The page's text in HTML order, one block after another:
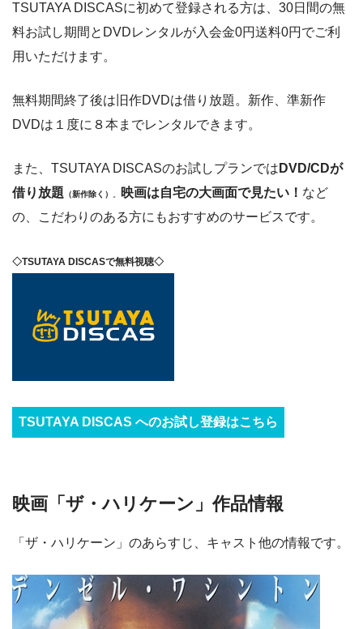
TSUTAYA DISCASに初めて登録される方は、30日間の無
料お試し期間とDVDレンタルが入会金0円送料0円でご利
用いただけます。
無料期間終了後は旧作DVDは借り放題。新作、準新作
DVDは１度に８本までレンタルできます。
また、TSUTAYA DISCASのお試しプランでは DVD/CDが
借り放題 （新作除く） 映画は自宅の大画面で見たい！ など
の、こだわりのある方にもおすすめのサービスです。
◇TSUTAYA DISCASで無料視聴◇
TSUTAYA DISCAS へのお試し登録はこちら
映画「ザ・ハリケーン」作品情報
「ザ・ハリケーン」のあらすじ、キャスト他の情報です。